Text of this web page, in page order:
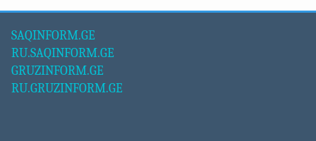
SAQINFORM.GE
RU.SAQINFORM.GE
GRUZINFORM.GE
RU.GRUZINFORM.GE